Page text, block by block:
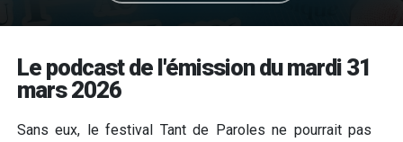
Le podcast de l'émission du mardi 31
mars 2026
Sans eux, le festival Tant de Paroles ne pourrait pas